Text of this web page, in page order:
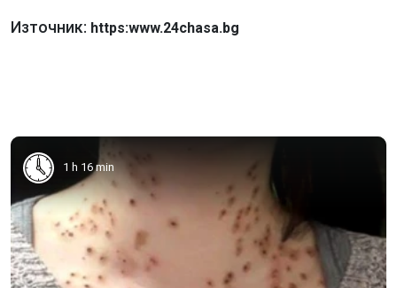
Източник: https:www.24chasa.bg
1 h 16 min